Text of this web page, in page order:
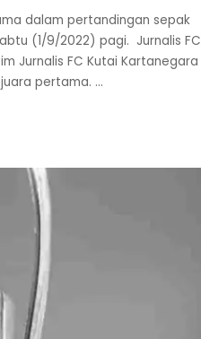
dalam pertandingan sepak
(1/9/2022) pagi. Jurnalis FC
Jurnalis FC Kutai Kartanegara
pertama. ...